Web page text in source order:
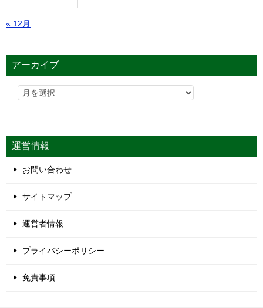
« 12月
アーカイブ
運営情報
お問い合わせ
サイトマップ
運営者情報
プライバシーポリシー
免責事項